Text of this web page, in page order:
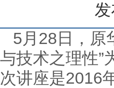
5月 28 日，原
与技术之理性”
次讲座是2016